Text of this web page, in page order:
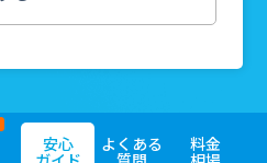
安心 よくある 料金